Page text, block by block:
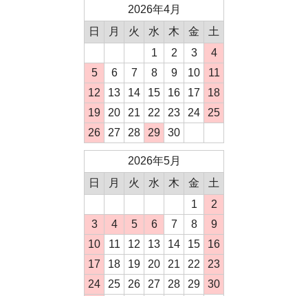
2026年4月
日
月 火 水 木 金
土
1
2 3
4
5
6 7 8 9 10
11
12
13 14 15 16 17
18
19
20 21 22 23 24
25
26
27 28 29 30
2026年5月
日
月 火 水 木 金
土
1
2
3
4 5 6 7 8
9
10
11 12 13 14 15
16
17
18 19 20 21 22
23
24
25 26 27 28 29
30